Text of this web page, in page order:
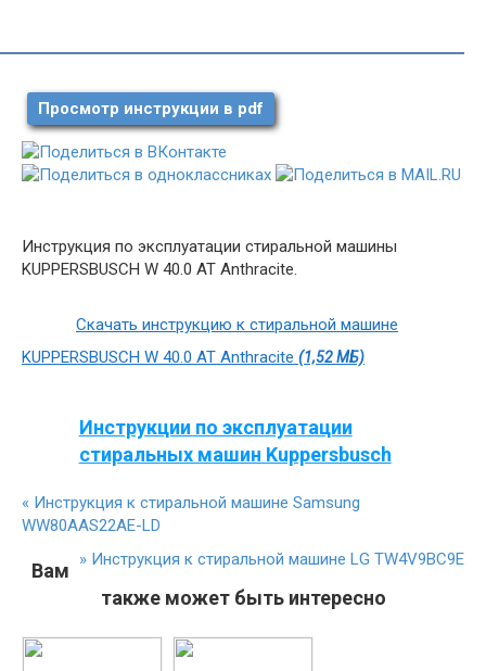
Просмотр инструкции в pdf
Инструкция по эксплуатации стиральной машины
KUPPERSBUSCH W 40.0 AT Anthracite.
Скачать инструкцию к стиральной машине
KUPPERSBUSCH W 40.0 AT Anthracite (1,52 МБ)
Инструкции по эксплуатации
стиральных машин Kuppersbusch
« Инструкция к стиральной машине Samsung
WW80AAS22AE-LD
» Инструкция к стиральной машине LG TW4V9BC9E
Вам
также может быть интересно